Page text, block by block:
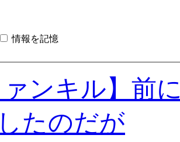
情報を記憶
ァンキル】前
たのだが